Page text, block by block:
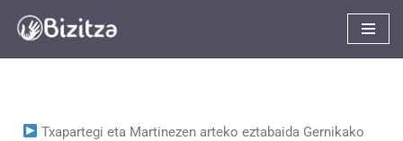
Txapartegi eta Martinezen arteko eztabaida Gernikako